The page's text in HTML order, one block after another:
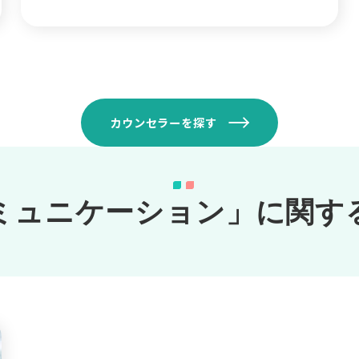
カウンセラーを探す
ュニケーション」に関す